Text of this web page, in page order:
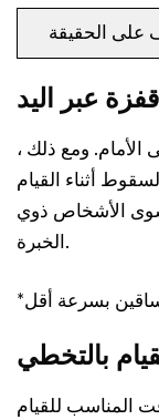
ومع ذلك ،
أثناء القيام
سوى الأشخاص ذوي
الخبرة.
*
المناسب للقيام